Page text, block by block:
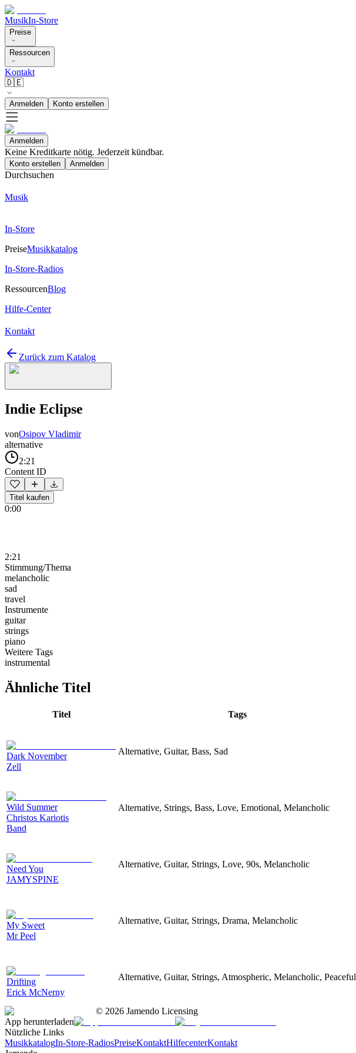
MusikIn-Store
Preise
Ressourcen
Kontakt
🇩🇪
Anmelden Konto erstellen
Anmelden
Keine Kreditkarte nötig. Jederzeit kündbar.
Konto erstellen Anmelden
Durchsuchen
Musik
In-Store
PreiseMusikkatalog
In-Store-Radios
RessourcenBlog
Hilfe-Center
Kontakt
Zurück zum Katalog
Indie Eclipse
vonOsipov Vladimir
alternative
2:21
Content ID
Titel kaufen
0:00
2:21
Stimmung/Thema
melancholic
sad
travel
Instrumente
guitar
strings
piano
Weitere Tags
instrumental
Ähnliche Titel
Titel Tags
Dark November
Zell
Alternative, Guitar, Bass, Sad
Wild Summer
Christos Kariotis
Band
Alternative, Strings, Bass, Love, Emotional, Melancholic
Need You
JAMYSPINE
Alternative, Guitar, Strings, Love, 90s, Melancholic
My Sweet
Mr Peel
Alternative, Guitar, Strings, Drama, Melancholic
Drifting
Erick McNerny
Alternative, Guitar, Strings, Atmospheric, Melancholic, Peaceful
© 2026 Jamendo Licensing
App herunterladen
Nützliche Links
MusikkatalogIn-Store-RadiosPreiseKontaktHilfecenterKontakt